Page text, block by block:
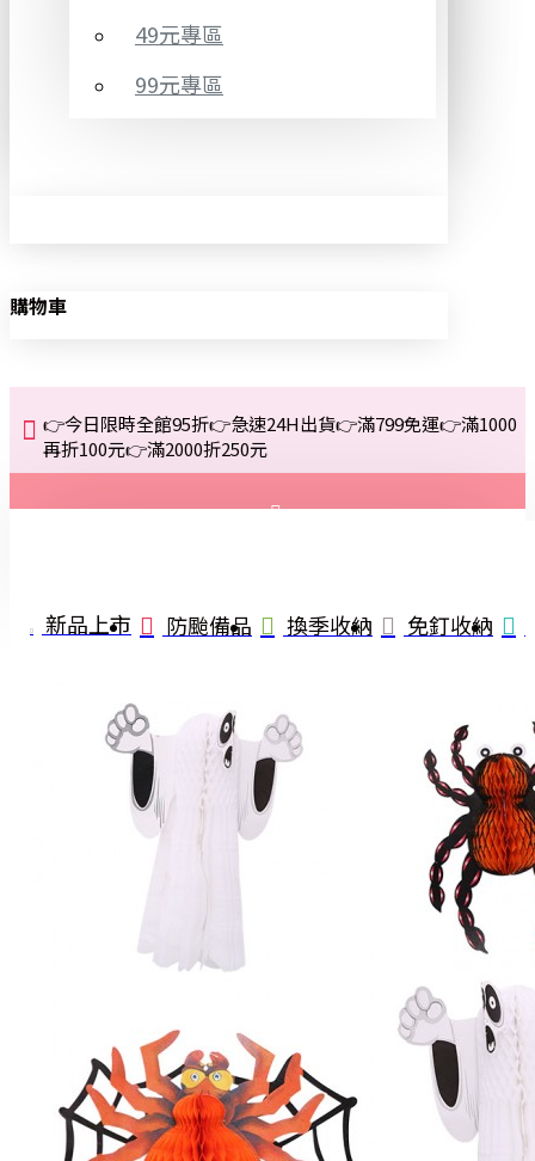
49元專區
99元專區
購物車
👉今日限時全館95折👉急速24H出貨👉滿799免運👉滿1000
再折100元👉滿2000折250元
註冊
新品上市 防颱備品 換季收納 免釘收納